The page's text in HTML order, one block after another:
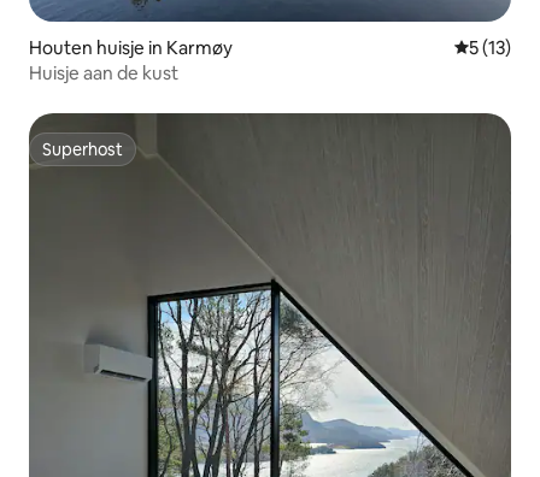
Houten huisje in Karmøy
5 (13)
Huisje aan de kust
Superhost
Superhost